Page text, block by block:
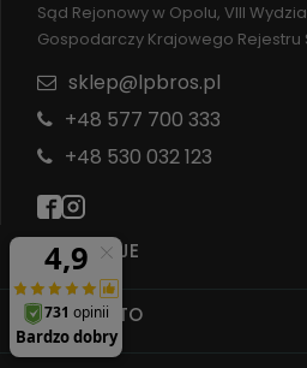
INFORMACJE
MOJE KONTO
Sąd Rejonowy w Opolu, VIII
Gospodarczy Krajowego
sklep@lpbros.pl
+48 577 700 333
+48 530 032 123